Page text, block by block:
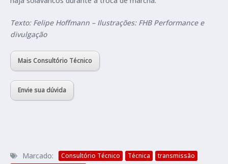
Texto: Felipe Hoffmann – Ilustrações: FHB Performance e
divulgação
Mais Consultório Técnico
Envie sua dúvida
Marcado: Consultório Técnico Técnica transmissão